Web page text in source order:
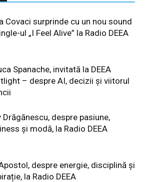
Covaci surprinde cu un nou sound
ul „I Feel Alive” la Radio DEEA
Spanache, invitată la DEEA
– despre AI, decizii și viitorul
Drăgănescu, despre pasiune,
și modă, la Radio DEEA
despre energie, disciplină și
la Radio DEEA